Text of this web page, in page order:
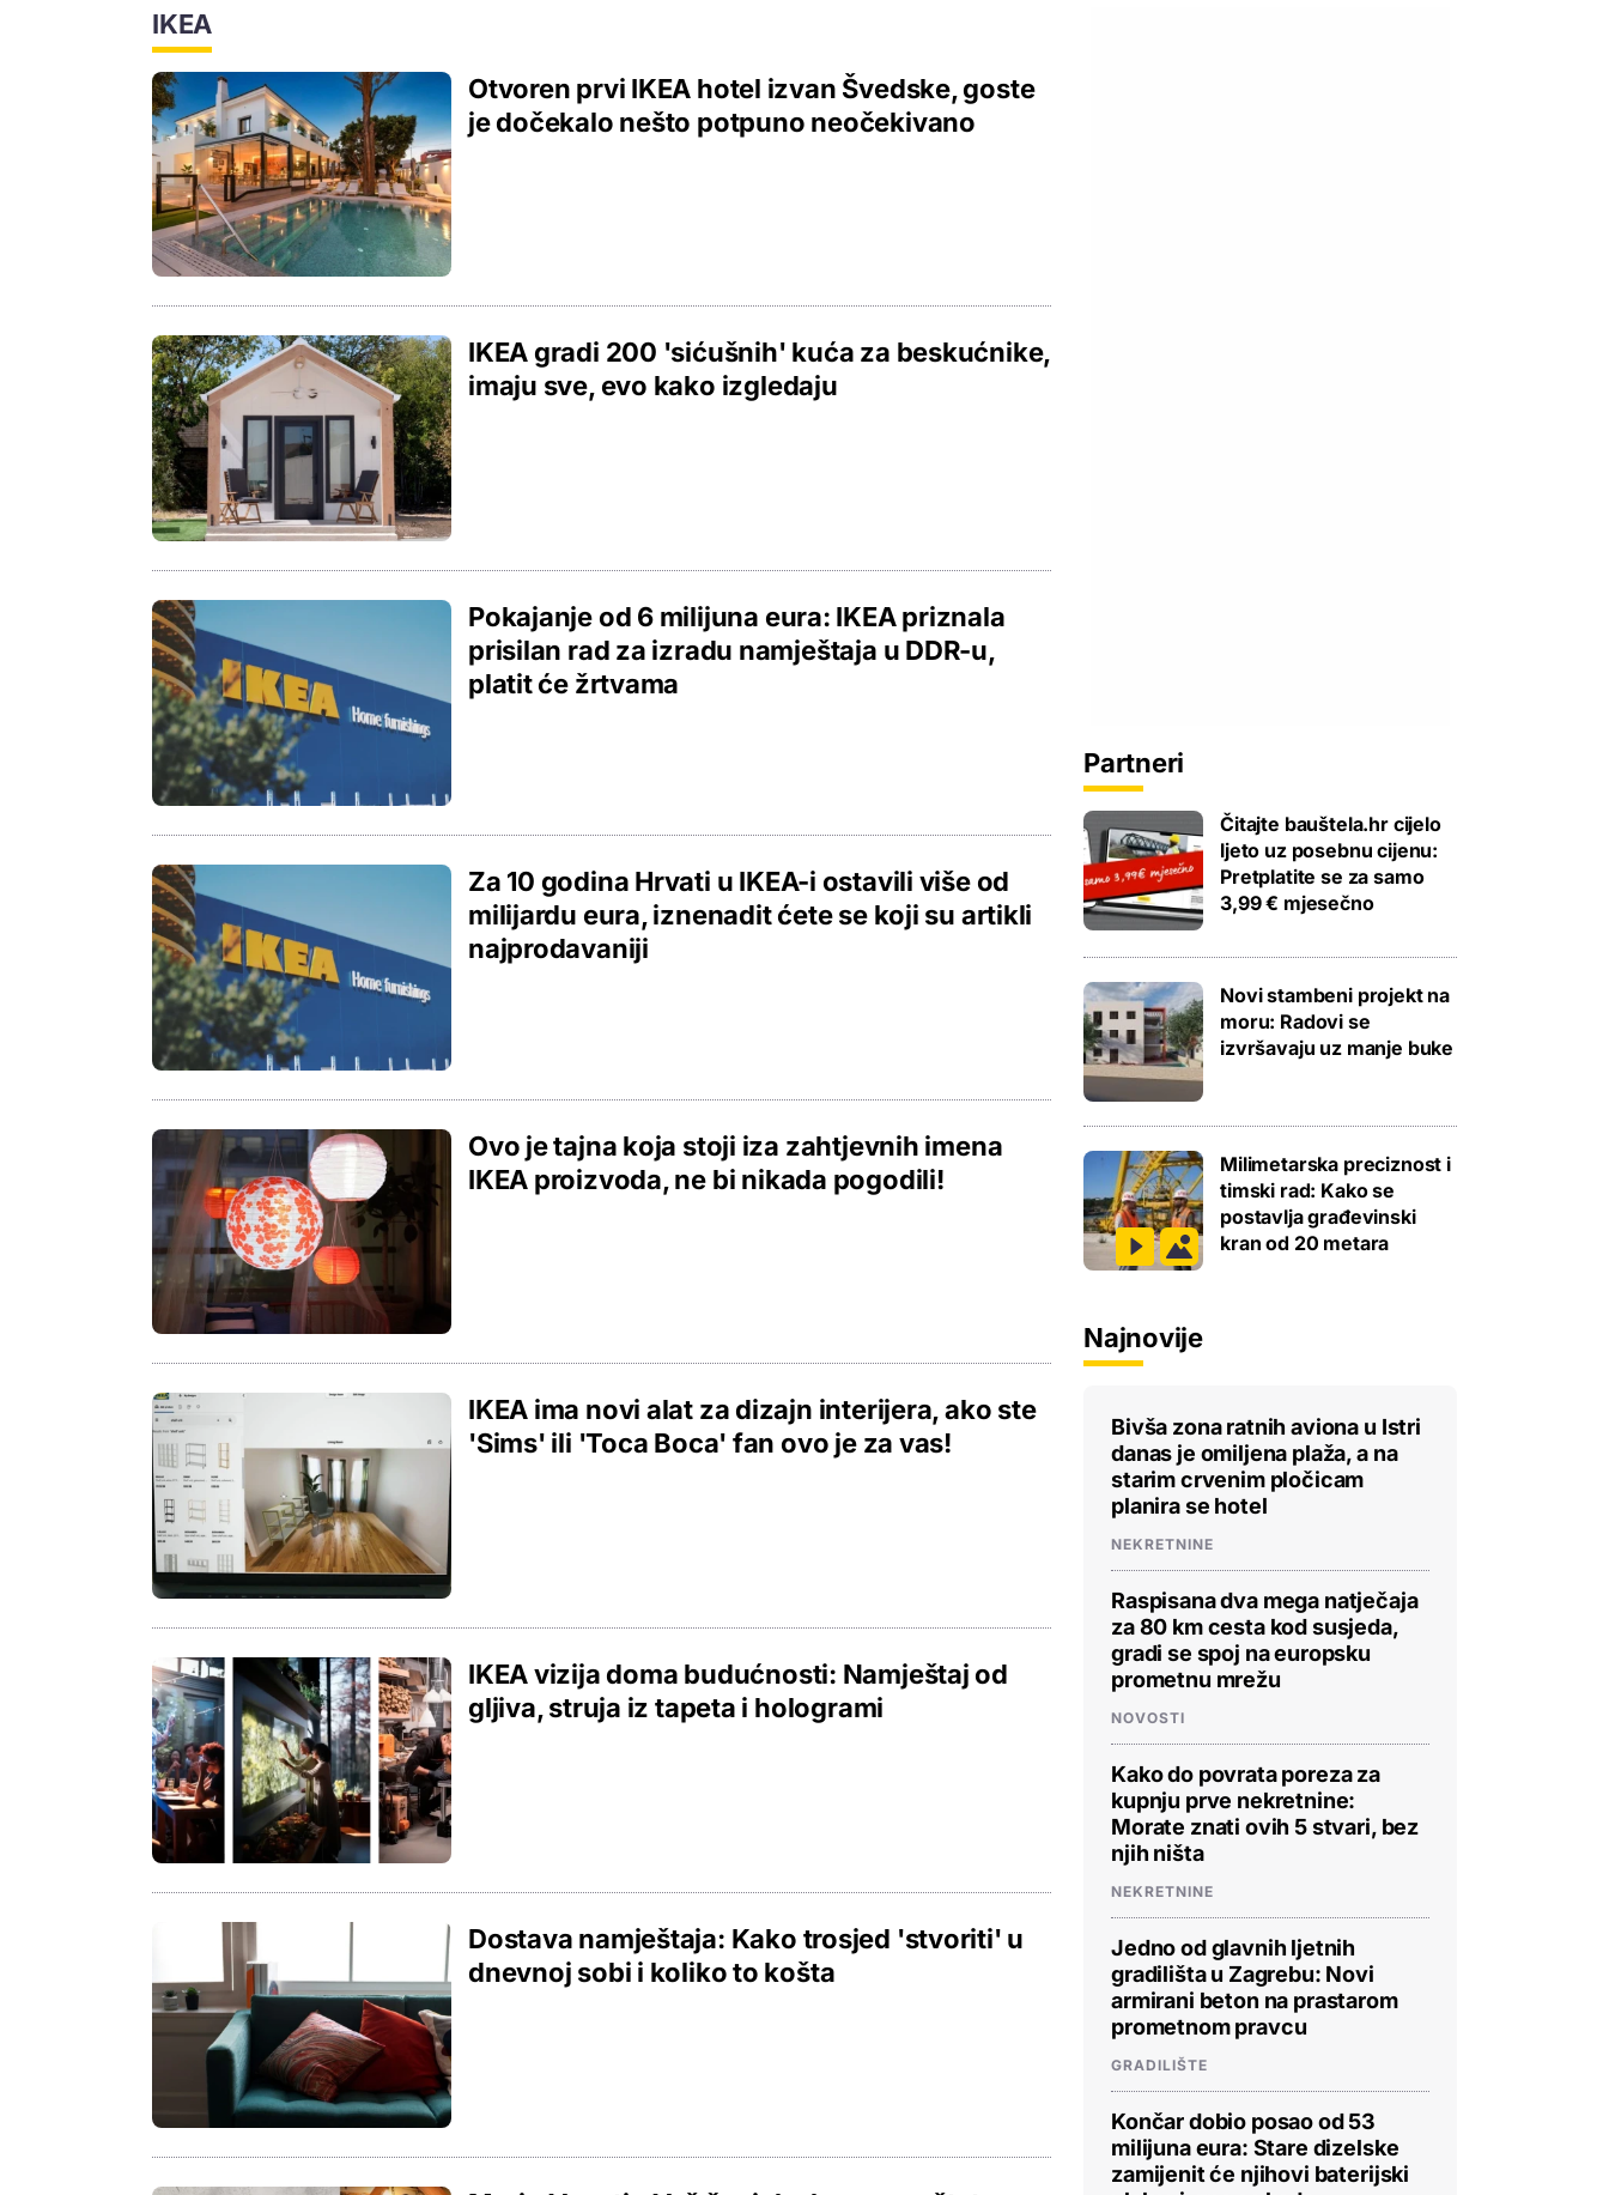
IKEA
Otvoren prvi IKEA hotel izvan Švedske, goste
je dočekalo nešto potpuno neočekivano
IKEA gradi 200 'sićušnih' kuća za beskućnike,
imaju sve, evo kako izgledaju
Pokajanje od 6 milijuna eura: IKEA priznala
prisilan rad za izradu namještaja u DDR-u,
platit će žrtvama
Za 10 godina Hrvati u IKEA-i ostavili više od
milijardu eura, iznenadit ćete se koji su artikli
najprodavaniji
Ovo je tajna koja stoji iza zahtjevnih imena
IKEA proizvoda, ne bi nikada pogodili!
IKEA ima novi alat za dizajn interijera, ako ste
'Sims' ili 'Toca Boca' fan ovo je za vas!
IKEA vizija doma budućnosti: Namještaj od
gljiva, struja iz tapeta i hologrami
Dostava namještaja: Kako trosjed 'stvoriti' u
dnevnoj sobi i koliko to košta
Partneri
Čitajte bauštela.hr cijelo
ljeto uz posebnu cijenu:
Pretplatite se za samo
3,99 € mjesečno
Novi stambeni projekt na
moru: Radovi se
izvršavaju uz manje buke
Milimetarska preciznost i
timski rad: Kako se
postavlja građevinski
kran od 20 metara
Najnovije
Bivša zona ratnih aviona u Istri
danas je omiljena plaža, a na
starim crvenim pločicam
planira se hotel
NEKRETNINE
Raspisana dva mega natječaja
za 80 km cesta kod susjeda,
gradi se spoj na europsku
prometnu mrežu
NOVOSTI
Kako do povrata poreza za
kupnju prve nekretnine:
Morate znati ovih 5 stvari, bez
njih ništa
NEKRETNINE
Jedno od glavnih ljetnih
gradilišta u Zagrebu: Novi
armirani beton na prastarom
prometnom pravcu
GRADILIŠTE
Končar dobio posao od 53
milijuna eura: Stare dizelske
zamijenit će njihovi baterijski